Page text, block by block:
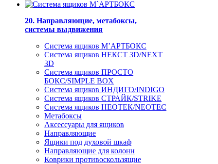
20. Направляющие, метабоксы,
системы выдвижения
Система ящиков М’АРТБОКС
Система ящиков НЕКСТ 3D/NEXT
3D
Система ящиков ПРОСТО
БОКС/SIMPLE BOX
Система ящиков ИНДИГО/INDIGO
Система ящиков СТРАЙК/STRIKE
Система ящиков НЕОТЕК/NEOTEC
Метабоксы
Аксессуары для ящиков
Направляющие
Ящики под духовой шкаф
Направляющие для колонн
Коврики противоскользящие